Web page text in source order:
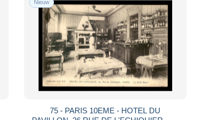
Nieuw
75 - PARIS 10EME - HOTEL DU